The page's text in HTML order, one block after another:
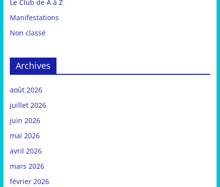
Le Club de A à Z
Manifestations
Non classé
Archives
août 2026
juillet 2026
juin 2026
mai 2026
avril 2026
mars 2026
février 2026